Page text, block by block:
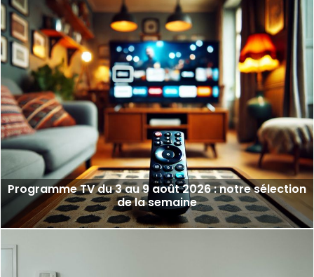
Programme TV du 3 au 9 août 2026 : notre sélection
de la semaine